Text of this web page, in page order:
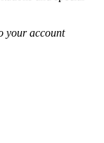
your account